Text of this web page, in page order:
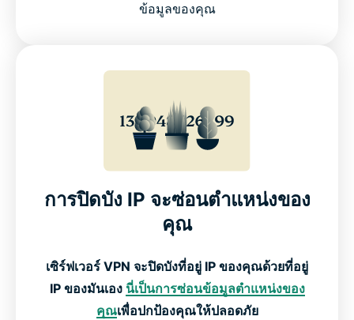
ข้อมูลของคุณ
การปิดบัง IP จะซ่อนตำแหน่งของ
คุณ
เซิร์ฟเวอร์ VPN จะปิดบังที่อยู่ IP ของคุณด้วยที่อยู่
IP ของมันเอง นี่เป็นการซ่อนข้อมูลตำแหน่งของ
คุณเพื่อปกป้องคุณให้ปลอดภัย